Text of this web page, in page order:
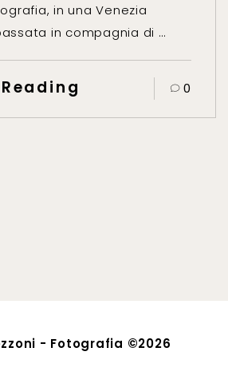
in una Venezia
in compagnia di …
0
- Fotografia ©2026